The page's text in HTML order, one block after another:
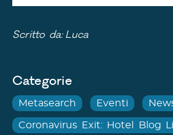
Scritto da: Luca
Categorie
Metasearch Eventi
Coronavirus Exit: Hotel Blog